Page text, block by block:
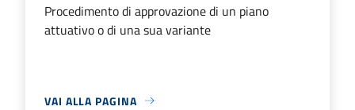
Procedimento di approvazione di un piano
attuativo o di una sua variante
VAI ALLA PAGINA